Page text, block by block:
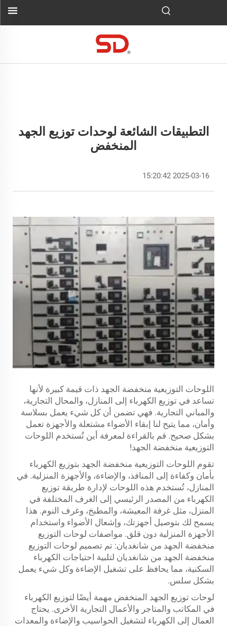
التطبيقات الشائعة لوحدات توزيع الجهد
المنخفض
2025-03-16 15:20:42
اللوحات التوزيعية منخفضة الجهد ذات قيمة كبيرة لأنها
تساعد في توزيع الكهرباء إلى المنازل، والمحال التجارية،
والمباني التجارية. فهي تضمن أن كل شيء يعمل بسلاسة
وأمان، مما يتيح لنا إبقاء الأضواء مشتعلة والأجهزة تعمل
بشكل صحيح. قم بالقراءة لمعرفة أين تُستخدم اللوحات
التوزيعية منخفضة الجهد!
تقوم اللوحات التوزيعية منخفضة الجهد بتوزيع الكهرباء
بأمان وكفاءة إلى المنافذ، والإضاءة، والأجهزة المنزلية. في
المنازل، تُستخدم هذه اللوحات لإدارة طريقة توزيع
الكهرباء من المصدر الرئيسي إلى الغرف المختلفة في
المنزل، مثل غرفة المعيشة، والمطبخ، وغرف النوم. هذا
يسمح لك بتوصيل أجهزتك، وإشعال الأضواء واستخدام
الأجهزة المنزلية دون قلق. مواصفات لوحات التوزيع
منخفضة الجهد من شانغديان: تم تصميم لوحات التوزيع
منخفضة الجهد من شانغديان لتلبية احتياجات الكهرباء
السكنية، مما يحافظ على تشغيل الإضاءة وكل شيء يعمل
بشكل سلس.
لوحات توزيع الجهد المنخفض مهمة أيضًا لتوزيع الكهرباء
في المكاتب والمتاجر والأعمال التجارية الأخرى. يحتاج
العمال إلى الكهرباء لتشغيل الحواسيب والإضاءة والمعدات